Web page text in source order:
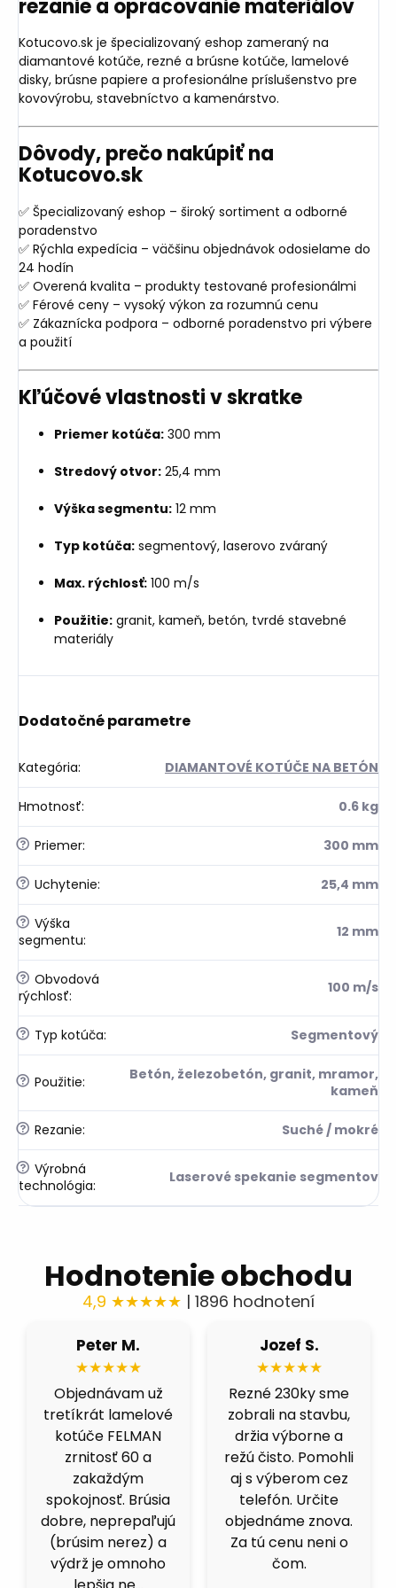
rezanie a opracovanie materiálov
Kotucovo.sk je špecializovaný eshop zameraný na
diamantové kotúče, rezné a brúsne kotúče, lamelové
disky, brúsne papiere a profesionálne príslušenstvo pre
kovovýrobu, stavebníctvo a kamenárstvo.
Dôvody, prečo nakúpiť na
Kotucovo.sk
✅ Špecializovaný eshop – široký sortiment a odborné
poradenstvo
✅ Rýchla expedícia – väčšinu objednávok odosielame do
24 hodín
✅ Overená kvalita – produkty testované profesionálmi
✅ Férové ceny – vysoký výkon za rozumnú cenu
✅ Zákaznícka podpora – odborné poradenstvo pri výbere
a použití
Kľúčové vlastnosti v skratke
Priemer kotúča: 300 mm
Stredový otvor: 25,4 mm
Výška segmentu: 12 mm
Typ kotúča: segmentový, laserovo zváraný
Max. rýchlosť: 100 m/s
Použitie: granit, kameň, betón, tvrdé stavebné
materiály
Dodatočné parametre
Kategória: DIAMANTOVÉ KOTÚČE NA BETÓN
Hmotnosť: 0.6 kg
? Priemer: 300 mm
? Uchytenie: 25,4 mm
? Výška
segmentu: 12 mm
? Obvodová
rýchlosť: 100 m/s
? Typ kotúča: Segmentový
? Použitie:
Betón, železobetón, granit, mramor,
kameň
? Rezanie: Suché / mokré
? Výrobná
technológia: Laserové spekanie segmentov
Hodnotenie obchodu
4,9 ★★★★★ | 1896 hodnotení
Róbert H.
★★★★★
Fíbre 80 nás
celkom prekvapili.
Brúsime čiernu
ocel a berú fest
dobre, nepália a
nenechávajú
stopu. Čoskoro
objednáme dalšie.
Fero B.
★★★★★
Výborná cena a
kvalita. Skúšal som
viacero obchodov,
ale kotucovo má
fakt dobrý pomer.
125ky premium
inox idú ako do
masla.